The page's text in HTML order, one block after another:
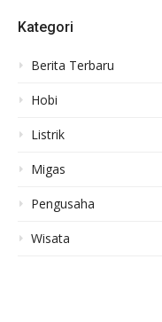
Kategori
Berita Terbaru
Hobi
Listrik
Migas
Pengusaha
Wisata